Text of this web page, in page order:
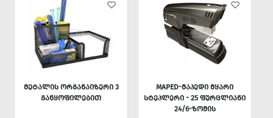
ᲛᲔᲢᲐᲚᲘᲡ ᲝᲠᲒᲐᲜᲐᲘᲖᲔᲠᲘ 3
ᲒᲐᲜᲧᲝᲤᲘᲚᲔᲑᲘᲗ
MAPED-ᲛᲐᲞᲔᲓᲘ ᲛᲧᲐᲠᲘ
ᲡᲢᲔᲞᲚᲔᲠᲘ - 25 ᲤᲣᲠᲪᲚᲘᲐᲜᲘ
24/6-ᲖᲝᲛᲘᲡ